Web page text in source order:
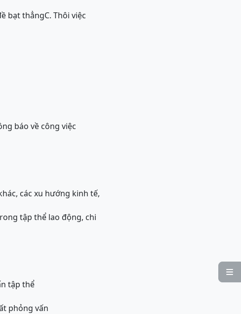

bạt thẳngC. Thôi việc
báo về công việc
các xu hướng kinh tế,
tập thể lao động, chi
tập thể
phỏng vấn